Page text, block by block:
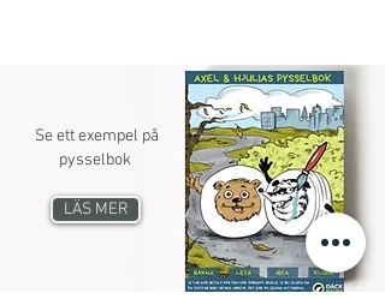
Se ett exempel på
pysselbok
LÄS MER